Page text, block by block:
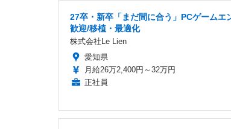
27卒・新卒「まだ間に合う」PCゲームエ
歓迎/移植・最適化
株式会社Le Lien
愛知県
月給26万2,400円～32万円
正社員